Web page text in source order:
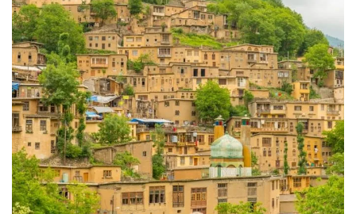
Azerbeidzjan en eindigt de reis in de grote stad
Tabriz.